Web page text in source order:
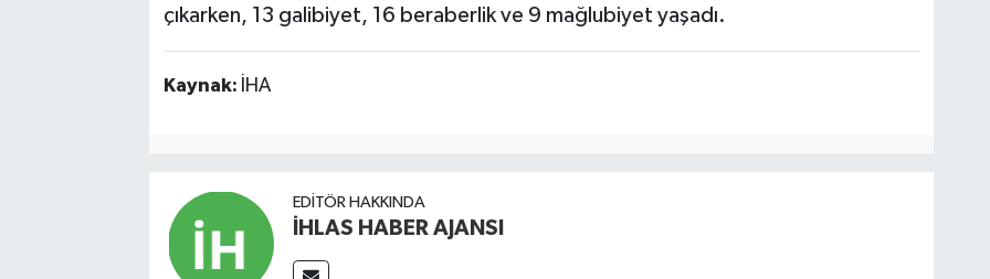
çıkarken, 13 galibiyet, 16 beraberlik ve 9 mağlubiyet yaşadı.
Kaynak: İHA
EDITÖR HAKKINDA
İHLAS HABER AJANSI